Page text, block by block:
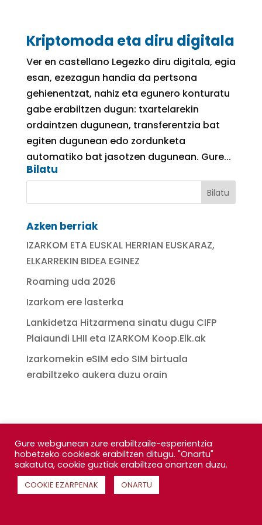
Kriptomoda eta diru digitala
Ver en castellano Legezko diru digitala, egia
esan, ezezagun handia da pertsona
gehienentzat, nahiz eta egunero konturatu
gabe erabiltzen dugun: txartelarekin
ordaintzen dugunean, transferentzia bat
egiten dugunean edo zordunketa
automatiko bat jasotzen dugunean. Gure...
Bilatu
Azken berriak
IZARKOM ETA EUSKAL HERRIAN EUSKARAZ,
ELKARREKIN BIDEA EGINEZ
Roaming uda 2026
Izarkom ere lasterka
Lankidetza Hitzarmena sinatu dugu CIFP
Plaiaundi LHII eta IZARKOM Koop.Elk.ak
Izarkomekin eSIM edo SIM birtuala
erabiltzeko aukera duzu orain
Gure webgunean zure erabiltzaile-esperientzia
hobetzeko cookieak erabiltzen ditugu. "Onartu"
sakatuta, cookie guztiak erabiltzea onartzen duzu.
COOKIE EZARPENAK ONARTU